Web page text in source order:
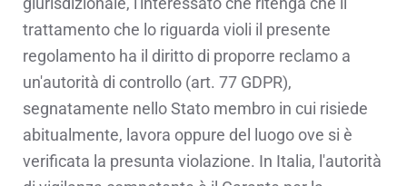
trattamento che lo riguarda violi il presente
regolamento ha il diritto di proporre reclamo a
un'autorità di controllo (art. 77 GDPR),
segnatamente nello Stato membro in cui risiede
abitualmente, lavora oppure del luogo ove si è
verificata la presunta violazione. In Italia, l'autorità